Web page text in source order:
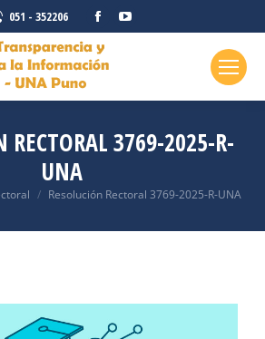
051 - 352206
RECTORAL 3769-2025-R-
UNA
Resolución Rectoral 3769-2025-R-UNA